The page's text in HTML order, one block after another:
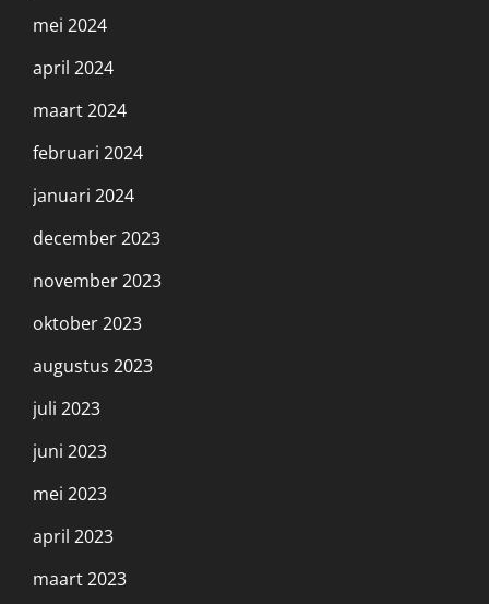
mei 2024
april 2024
maart 2024
februari 2024
januari 2024
december 2023
november 2023
oktober 2023
augustus 2023
juli 2023
juni 2023
mei 2023
april 2023
maart 2023